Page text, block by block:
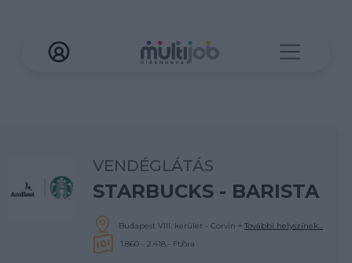
VENDÉGLÁTÁS
STARBUCKS - BARISTA
Budapest VIII. kerület - Corvin + További helyszínek...
1.860 - 2.418,- Ft/óra